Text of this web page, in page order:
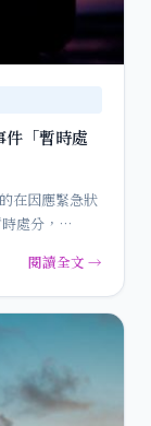
件「暫時處
時處分，…
閱讀全文 →